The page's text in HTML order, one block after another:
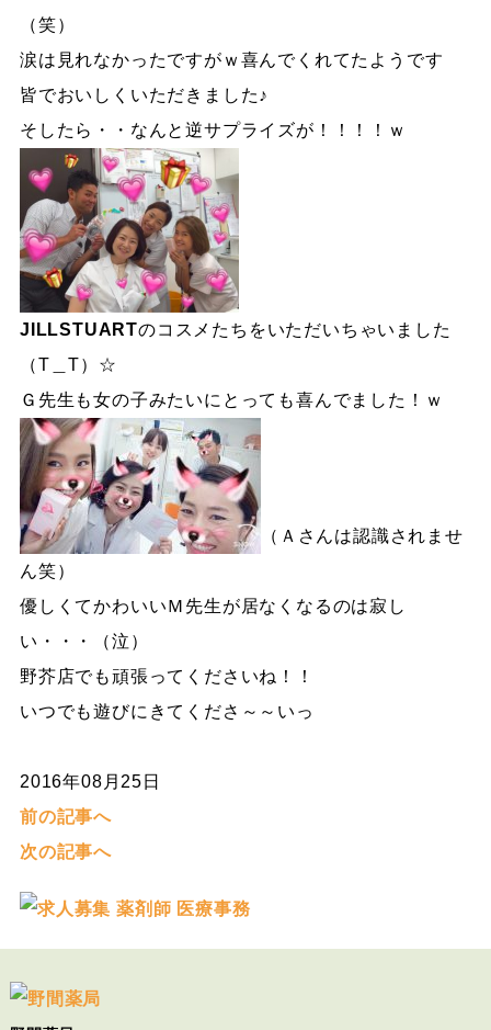
（笑）
涙は見れなかったですがｗ喜んでくれてたようです
皆でおいしくいただきました♪
そしたら・・なんと逆サプライズが！！！！ｗ
JILLSTUARTのコスメたちをいただいちゃいました
（T＿T）☆
Ｇ先生も女の子みたいにとっても喜んでました！ｗ
（Ａさんは認識されませ
ん笑）
優しくてかわいいＭ先生が居なくなるのは寂し
い・・・（泣）
野芥店でも頑張ってくださいね！！
いつでも遊びにきてくださ～～いっ
2016年08月25日
前の記事へ
次の記事へ